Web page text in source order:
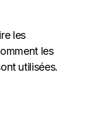
les
les
utilisées.